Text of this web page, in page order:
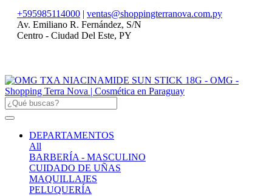
+595985114000 | ventas@shoppingterranova.com.py
Av. Emiliano R. Fernández, S/N
Centro - Ciudad Del Este, PY
DEPARTAMENTOS
All
BARBERÍA - MASCULINO
CUIDADO DE UÑAS
MAQUILLAJES
PELUQUERÍA